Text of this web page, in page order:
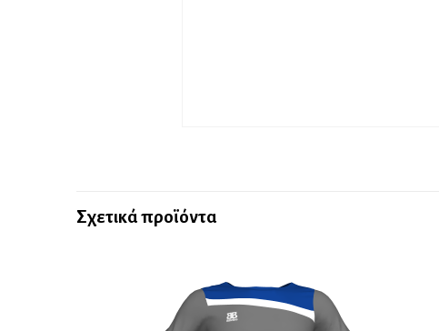
Σχετικά προϊόντα